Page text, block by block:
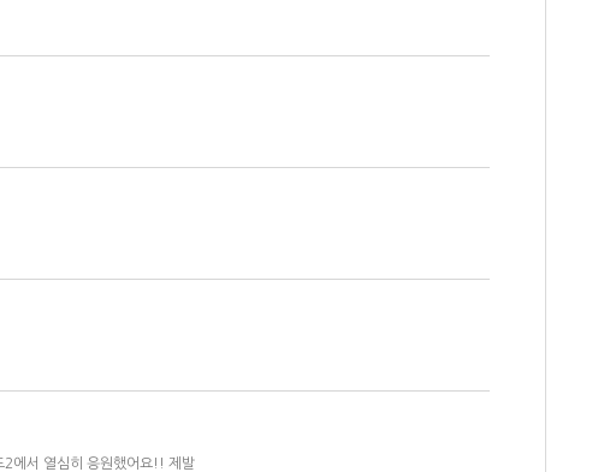
2에서 열심히 응원했어요!! 제발